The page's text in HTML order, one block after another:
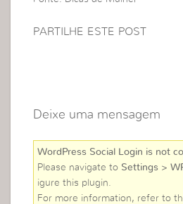
PARTILHE ESTE POST
Deixe uma mensagem
WordPress Social Login is not
Please navigate to Settings >
igure this plugin.
For more information, refer to